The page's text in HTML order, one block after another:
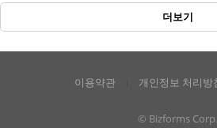
더보기
이용약관 개인정보 처리방
© Bizforms Corp.